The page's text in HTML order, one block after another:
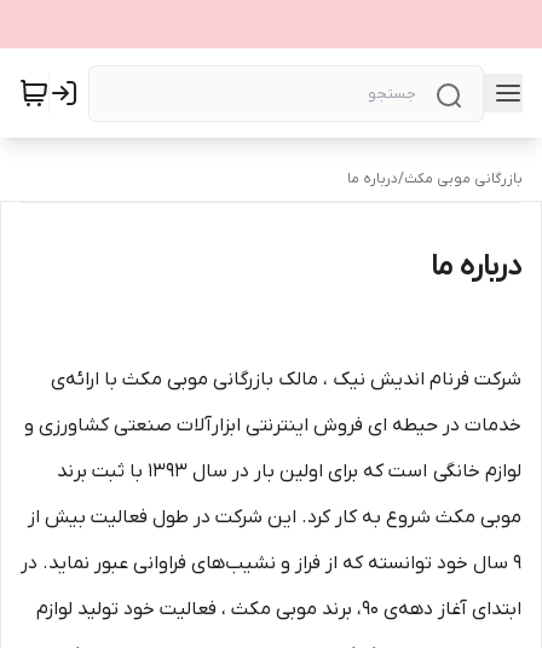
بازرگانی موبی مکث/درباره ما
درباره ما
شرکت فرنام اندیش نیک ، مالک بازرگانی موبی مکث با ارائه‌ی
خدمات در حیطه ای فروش اینترنتی ابزارآلات صنعتی کشاورزی و
لوازم خانگی است که برای اولین بار در سال 1393 با ثبت برند
موبی مکث شروع به کار کرد. این شرکت در طول فعالیت بیش از
9 سال خود توانسته که از فراز و نشیب‌های فراوانی عبور نماید. در
ابتدای آغاز دهه‌ی 90، برند موبی مکث ، فعالیت خود تولید لوازم